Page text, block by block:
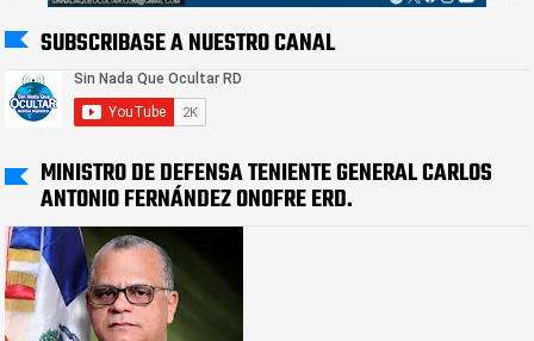
SUBSCRIBASE A NUESTRO CANAL
MINISTRO DE DEFENSA TENIENTE GENERAL CARLOS
ANTONIO FERNÁNDEZ ONOFRE ERD.